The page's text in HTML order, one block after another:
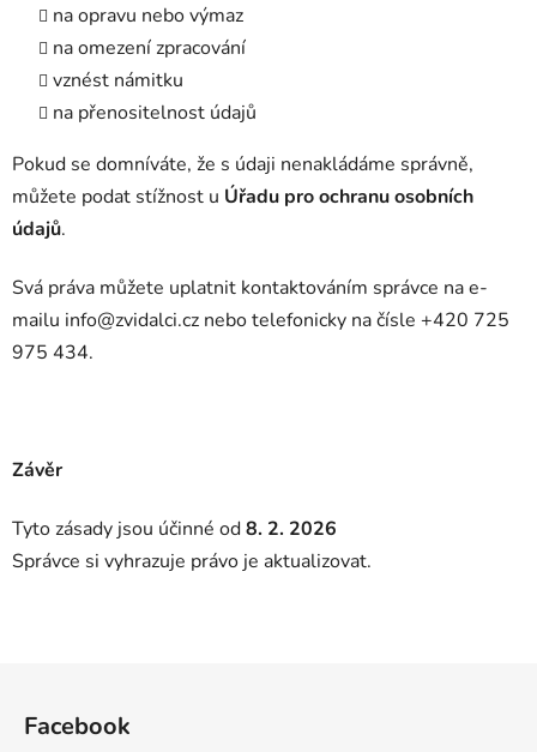
na opravu nebo výmaz
na omezení zpracování
vznést námitku
na přenositelnost údajů
Pokud se domníváte, že s údaji nenakládáme správně,
můžete podat stížnost u Úřadu pro ochranu osobních
údajů.
Svá práva můžete uplatnit kontaktováním správce na e-
mailu info@zvidalci.cz nebo telefonicky na čísle +420 725
975 434.
Závěr
Tyto zásady jsou účinné od8. 2. 2026
Správce si vyhrazuje právo je aktualizovat.
Facebook